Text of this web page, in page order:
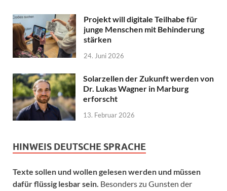
Projekt will digitale Teilhabe für
junge Menschen mit Behinderung
stärken
24. Juni 2026
Solarzellen der Zukunft werden von
Dr. Lukas Wagner in Marburg
erforscht
13. Februar 2026
HINWEIS DEUTSCHE SPRACHE
Texte sollen und wollen gelesen werden und müssen
dafür flüssig lesbar sein. Besonders zu Gunsten der